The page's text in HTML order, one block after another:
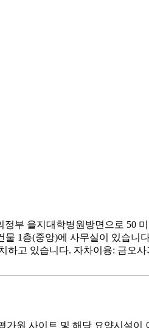
부 을지대학병원방면으로 50
1층(중앙)에 사무실이 있습니
고 있습니다. 자차이용: 금오
원 사이트 및 해당 요양시설